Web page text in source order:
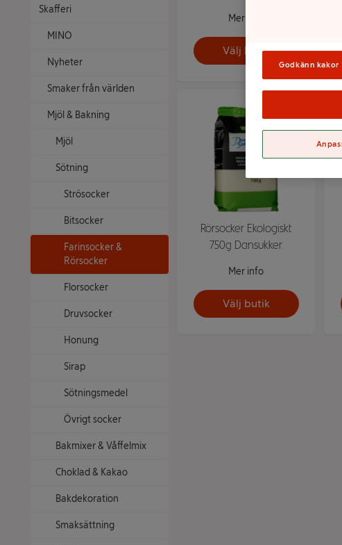
Skafferi
MINO
Nyheter
Smaker från världen
Mjöl & Bakning
Mjöl
Sötning
Strösocker
Bitsocker
Farinsocker &
Rörsocker
Florsocker
Druvsocker
Honung
Sirap
Sötningsmedel
Övrigt socker
Bakmixer & Våffelmix
Choklad & Kakao
Bakdekoration
Smaksättning
Mer info
Välj butik
Rörsocker Ekologiskt
750g Dansukker
Mer info
Välj butik
Godkänn kakor